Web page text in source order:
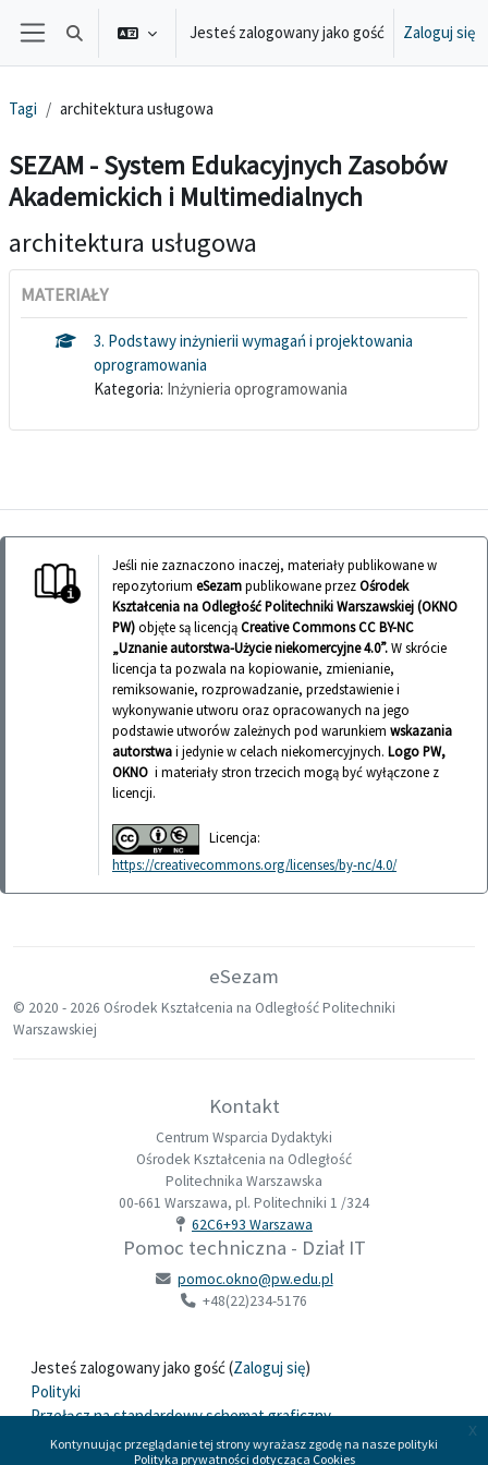
Przejdź do głównej zawartości
Kontynuując przeglądanie tej strony wyrażasz zgodę na nasze polityki
Polityka prywatności dotycząca Cookies
x
Panel boczny
Przełącznik wyszukiwarkiJesteś zalogowany jako gość Zaloguj się
Tagi architektura usługowa
SEZAM - System Edukacyjnych Zasobów
Akademickich i Multimedialnych
architektura usługowa
MATERIAŁY
3. Podstawy inżynierii wymagań i projektowania
oprogramowania
Kategoria: Inżynieria oprogramowania
Jeśli nie zaznaczono inaczej, materiały publikowane w
repozytorium eSezampublikowane przezOśrodek
Kształcenia na Odległość Politechniki Warszawskiej (OKNO
PW)objęte są licencjąCreative Commons CC BY-NC
„Uznanie autorstwa-Użycie niekomercyjne 4.0”.W skrócie
licencja ta pozwala na kopiowanie, zmienianie,
remiksowanie, rozprowadzanie, przedstawienie i
wykonywanie utworu oraz opracowanych na jego
podstawie utworów zależnych pod warunkiem wskazania
autorstwai jedynie w celach niekomercyjnych. Logo PW,
OKNO i materiały stron trzecich mogą być wyłączone z
licencji.
Licencja:
https://creativecommons.org/licenses/by-nc/4.0/
eSezam
© 2020 - 2026 Ośrodek Kształcenia na Odległość Politechniki
Warszawskiej
Kontakt
Centrum Wsparcia Dydaktyki
Ośrodek Kształcenia na Odległość
Politechnika Warszawska
00-661 Warszawa, pl. Politechniki 1 /324
62C6+93 Warszawa
Pomoc techniczna - Dział IT
pomoc.okno@pw.edu.pl
+48(22)234-5176
Jesteś zalogowany jako gość (Zaloguj się)
Polityki
Przełącz na standardowy schemat graficzny